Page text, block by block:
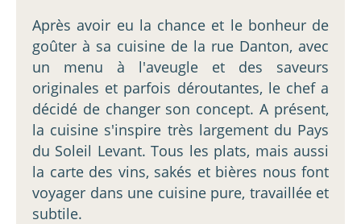
Après avoir eu la chance et le bonheur de
goûter à sa cuisine de la rue Danton, avec
un menu à l'aveugle et des saveurs
originales et parfois déroutantes, le chef a
décidé de changer son concept. A présent,
la cuisine s'inspire très largement du Pays
du Soleil Levant. Tous les plats, mais aussi
la carte des vins, sakés et bières nous font
voyager dans une cuisine pure, travaillée et
subtile.